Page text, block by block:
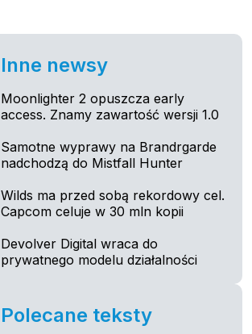
Inne newsy
Moonlighter 2 opuszcza early
access. Znamy zawartość wersji 1.0
Samotne wyprawy na Brandrgarde
nadchodzą do Mistfall Hunter
Wilds ma przed sobą rekordowy cel.
Capcom celuje w 30 mln kopii
Devolver Digital wraca do
prywatnego modelu działalności
Polecane teksty